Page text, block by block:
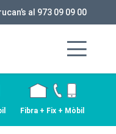
al 973 09 09 00
Fibra + Fix + Mòbil